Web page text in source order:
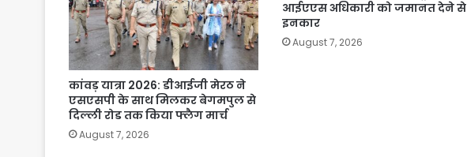
कांवड़ यात्रा 2026: डीआईजी मेरठ ने
एसएसपी के साथ मिलकर बेगमपुल से
दिल्ली रोड तक किया फ्लैग मार्च
August 7, 2026
आईएएस अधिकारी को जमानत देने से
इनकार
August 7, 2026